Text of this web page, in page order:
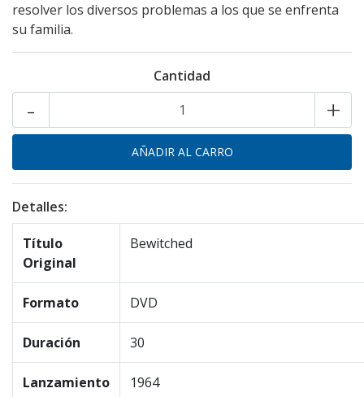
resolver los diversos problemas a los que se enfrenta
su familia.
Cantidad
+
-
Detalles:
Título
Original
Bewitched
Formato DVD
Duración 30
Lanzamiento 1964